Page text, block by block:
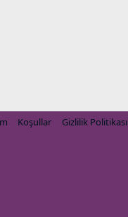
Koşullar Gizlilik Politikası